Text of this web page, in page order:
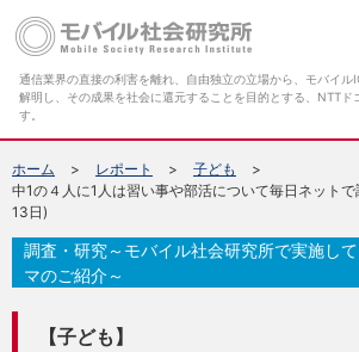
通信業界の直接の利害を離れ、自由独立の立場から、モバイル
解明し、その成果を社会に還元することを目的とする、NTTド
す。
ホーム レポート
子ども
中1の４人に1人は習い事や部活について毎日ネット
13日)
【子ども】
調査・研究～モバイル社会研究所で実施し
マのご紹介～